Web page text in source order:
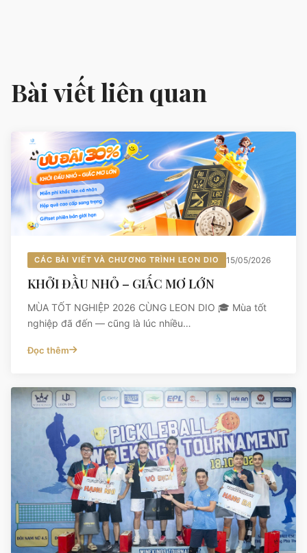
Bài viết liên quan
CÁC BÀI VIẾT VÀ CHƯƠNG TRÌNH LEON DIO 15/05/2026
KHỞI ĐẦU NHỎ – GIẤC MƠ LỚN
MÙA TỐT NGHIỆP 2026 CÙNG LEON DIO 🎓 Mùa tốt
nghiệp đã đến — cũng là lúc nhiều…
Đọc thêm